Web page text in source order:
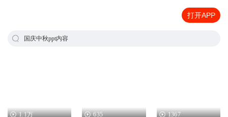
打开APP
国庆中秋ppt内容
1.1万 635 1367